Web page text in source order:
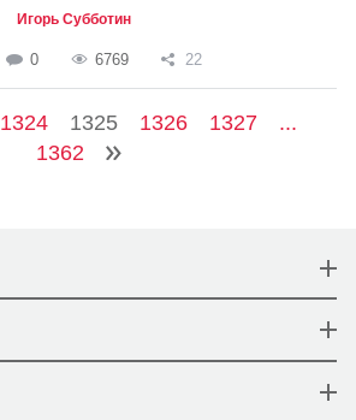
Игорь Субботин
0 6769 22
1324 1325 1326 1327
...
1362